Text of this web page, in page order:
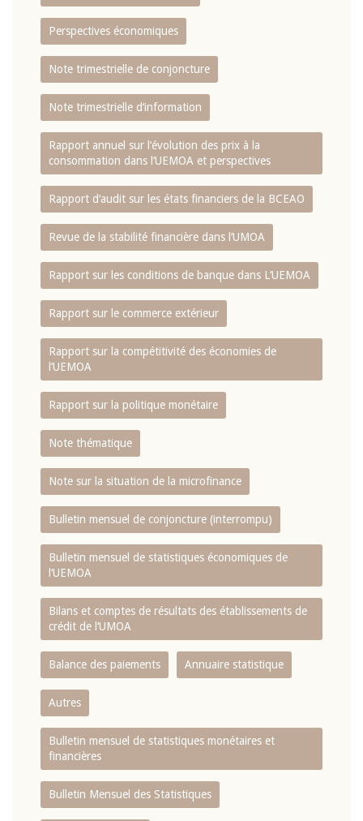
Perspectives économiques
Note trimestrielle de conjoncture
Note trimestrielle d‘information
Rapport annuel sur l‘évolution des prix à la
consommation dans l‘UEMOA et perspectives
Rapport d‘audit sur les états financiers de la BCEAO
Revue de la stabilité financière dans l‘UMOA
Rapport sur les conditions de banque dans L‘UEMOA
Rapport sur le commerce extérieur
Rapport sur la compétitivité des économies de
l‘UEMOA
Rapport sur la politique monétaire
Note thématique
Note sur la situation de la microfinance
Bulletin mensuel de conjoncture (interrompu)
Bulletin mensuel de statistiques économiques de
l‘UEMOA
Bilans et comptes de résultats des établissements de
crédit de l‘UMOA
Balance des paiements Annuaire statistique
Autres
Bulletin mensuel de statistiques monétaires et
financières
Bulletin Mensuel des Statistiques